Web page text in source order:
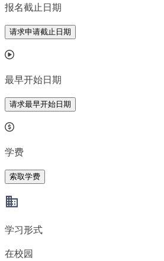
报名截止日期
请求申请截止日期
最早开始日期
请求最早开始日期
学费
索取学费
学习形式
在校园